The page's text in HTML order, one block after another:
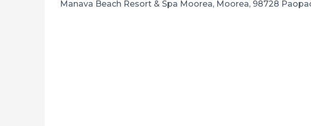
Manava Beach Resort & Spa Moorea, Moorea, 98728